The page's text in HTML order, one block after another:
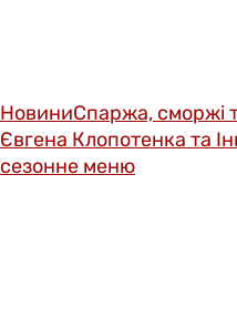
НовиниСпаржа, сморжі
Євгена Клопотенка та
сезонне меню